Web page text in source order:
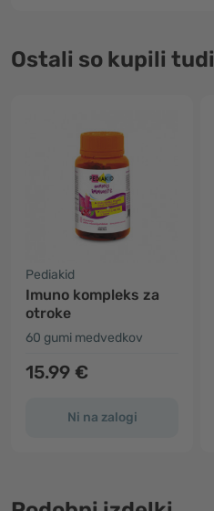
Ostali so kupili tudi
Pediakid
Imuno kompleks za
otroke
60 gumi medvedkov
15.99 €
Ni na zalogi